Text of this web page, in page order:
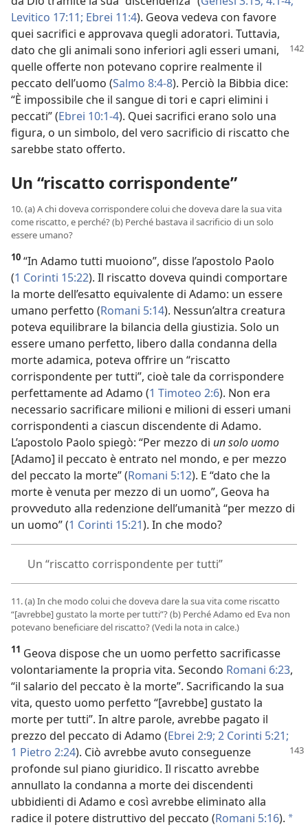
Levitico 17:11; Ebrei 11:4). Geova vedeva con favore
quei sacrifici e approvava quegli adoratori. Tuttavia,
dato che gli animali sono inferiori agli esseri umani,
quelle offerte non potevano coprire realmente il
peccato dell’uomo (Salmo 8:4-8). Perciò la Bibbia dice:
“È impossibile che il sangue di tori e capri elimini i
peccati” (Ebrei 10:1-4). Quei sacrifici erano solo una
figura, o un simbolo, del vero sacrificio di riscatto che
sarebbe stato offerto.
Un “riscatto corrispondente”
10. (a) A chi doveva corrispondere colui che doveva dare la sua vita
come riscatto, e perché? (b) Perché bastava il sacrificio di un solo
essere umano?
10 “In Adamo tutti muoiono”, disse l’apostolo Paolo
(1 Corinti 15:22). Il riscatto doveva quindi comportare
la morte dell’esatto equivalente di Adamo: un essere
umano perfetto (Romani 5:14). Nessun’altra creatura
poteva equilibrare la bilancia della giustizia. Solo un
essere umano perfetto, libero dalla condanna della
morte adamica, poteva offrire un “riscatto
corrispondente per tutti”, cioè tale da corrispondere
perfettamente ad Adamo (1 Timoteo 2:6). Non era
necessario sacrificare milioni e milioni di esseri umani
corrispondenti a ciascun discendente di Adamo.
L’apostolo Paolo spiegò: “Per mezzo di un solo uomo
[Adamo] il peccato è entrato nel mondo, e per mezzo
del peccato la morte” (Romani 5:12). E “dato che la
morte è venuta per mezzo di un uomo”, Geova ha
provveduto alla redenzione dell’umanità “per mezzo di
un uomo” (1 Corinti 15:21). In che modo?
Un “riscatto corrispondente per tutti”
11. (a) In che modo colui che doveva dare la sua vita come riscatto
“[avrebbe] gustato la morte per tutti”? (b) Perché Adamo ed Eva non
potevano beneficiare del riscatto? (Vedi la nota in calce.)
11 Geova dispose che un uomo perfetto sacrificasse
volontariamente la propria vita. Secondo Romani 6:23,
“il salario del peccato è la morte”. Sacrificando la sua
vita, questo uomo perfetto “[avrebbe] gustato la
morte per tutti”. In altre parole, avrebbe pagato il
prezzo del peccato di Adamo (Ebrei 2:9; 2 Corinti 5:21;
1 Pietro 2:24). Ciò avrebbeavuto conseguenze
profonde sul piano giuridico. Il riscatto avrebbe
annullato la condanna a morte dei discendenti
ubbidienti di Adamo e così avrebbe eliminato alla
radice il potere distruttivo del peccato (Romani 5:16). a